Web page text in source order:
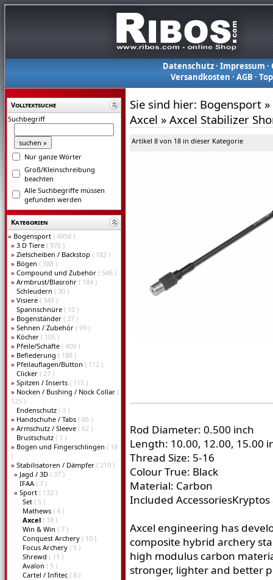
Datenschutz· Impressum ·
Versandkosten ·AGB ·
Volltextsuche
Suchbegriff
Nur ganze Wörter
Groß/Kleinschreibung
beachten
Alle Suchbegriffe müssen
gefunden werden
Kategorien
» Bogensport ( 4958 )
» 3 D Tiere ( 976 )
» Zielscheiben / Backstop ( 182 )
» Bögen ( 388 )
» Compound und Zubehör ( 546 )
» Armbrust/Blasrohr ( 184 )
Schleudern ( 30 )
» Visiere ( 349 )
Spannschnüre ( 10 )
» Bogenständer ( 27 )
» Sehnen / Zubehör ( 99 )
» Köcher ( 105 )
» Pfeile/Schäfte ( 400 )
» Befiederung ( 188 )
» Pfeilauflagen/Button ( 112 )
Clicker ( 27 )
» Spitzen / Inserts ( 115 )
» Nocken / Bushing / Nock Collar (
125 )
Endenschutz ( 3 )
» Handschuhe / Tabs ( 85 )
» Armschutz / Sleeve ( 62 )
Brustschutz ( 1 )
» Bogen und Fingerschlingen ( 18
)
» Stabilisatoren / Dämpfer ( 210 )
» Jagd / 3D ( 37 )
IFAA ( 7 )
» Sport ( 132 )
Set ( 5 )
Mathews ( 4 )
Axcel ( 18 )
Win & Win ( 7 )
Conquest Archery ( 10 )
Focus Archery ( 5 )
Shrewd ( 11 )
Avalon ( 5 )
Cartel / Infitec ( 8 )
Sie sind hier: Bogensport »
Axcel » Axcel Stabilizer
Artikel 8 von 18 in dieser Kategorie
Rod Diameter: 0.500 inch
Length: 10.00, 12.00, 15.00
Thread Size: 5-16
Colour True: Black
Material: Carbon
Included
Axcel engineering has
composite hybrid archery
high modulus carbon
stronger, lighter and better